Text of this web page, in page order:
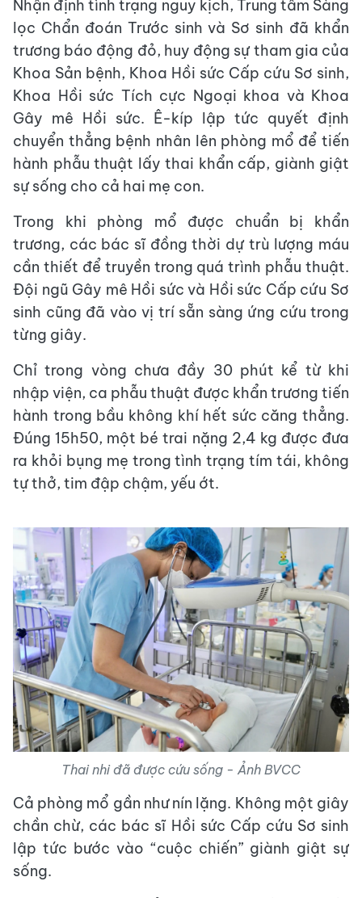
Nhận định tình trạng nguy kịch, Trung tâm Sàng
lọc Chẩn đoán Trước sinh và Sơ sinh đã khẩn
trương báo động đỏ, huy động sự tham gia của
Khoa Sản bệnh, Khoa Hồi sức Cấp cứu Sơ sinh,
Khoa Hồi sức Tích cực Ngoại khoa và Khoa
Gây mê Hồi sức. Ê-kíp lập tức quyết định
chuyển thẳng bệnh nhân lên phòng mổ để tiến
hành phẫu thuật lấy thai khẩn cấp, giành giật
sự sống cho cả hai mẹ con.
Trong khi phòng mổ được chuẩn bị khẩn
trương, các bác sĩ đồng thời dự trù lượng máu
cần thiết để truyền trong quá trình phẫu thuật.
Đội ngũ Gây mê Hồi sức và Hồi sức Cấp cứu Sơ
sinh cũng đã vào vị trí sẵn sàng ứng cứu trong
từng giây.
Chỉ trong vòng chưa đầy 30 phút kể từ khi
nhập viện, ca phẫu thuật được khẩn trương tiến
hành trong bầu không khí hết sức căng thẳng.
Đúng 15h50, một bé trai nặng 2,4 kg được đưa
ra khỏi bụng mẹ trong tình trạng tím tái, không
tự thở, tim đập chậm, yếu ớt.
Thai nhi đã được cứu sống - Ảnh BVCC
Cả phòng mổ gần như nín lặng. Không một giây
chần chừ, các bác sĩ Hồi sức Cấp cứu Sơ sinh
lập tức bước vào “cuộc chiến” giành giật sự
sống.